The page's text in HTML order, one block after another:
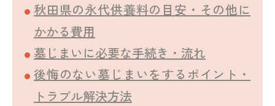
秋田県の永代供養料の目安・その他に
かかる費用
墓じまいに必要な手続き・流れ
後悔のない墓じまいをするポイント・
トラブル解決方法